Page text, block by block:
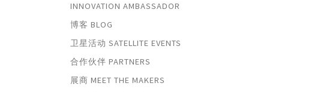
INNOVATION AMBASSADOR
博客 BLOG
卫星活动 SATELLITE EVENTS
合作伙伴 PARTNERS
展商 MEET THE MAKERS